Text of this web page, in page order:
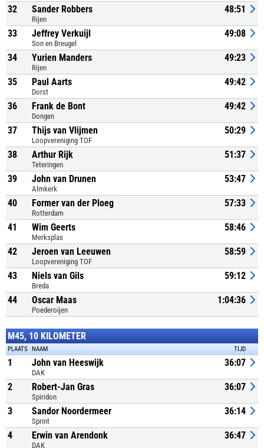
32 Sander Robbers
Rijen
48:51
33 Jeffrey Verkuijl
Son en Breugel
49:08
34 Yurien Manders
Rijen
49:23
35 Paul Aarts
Dorst
49:42
36 Frank de Bont
Dongen
49:42
37 Thijs van Vlijmen
Loopvereniging TOF
50:29
38 Arthur Rijk
Teteringen
51:37
39 John van Drunen
Almkerk
53:47
40 Former van der Ploeg
Rotterdam
57:33
41 Wim Geerts
Merksplas
58:46
42 Jeroen van Leeuwen
Loopvereniging TOF
58:59
43 Niels van Gils
Breda
59:12
44 Oscar Maas
Poederoijen
1:04:36
M45, 10 KILOMETER
PLAATS NAAM TIJD
1 John van Heeswijk
DAK
36:07
2 Robert-Jan Gras
Spiridon
36:07
3 Sandor Noordermeer
Sprint
36:14
4 Erwin van Arendonk
DAK
36:47